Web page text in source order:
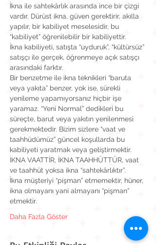
İkna ile sahtekârlık arasında ince bir çizgi
vardır. Dürüst ikna, güven gerektirir, akılla
yapılır, bir kabiliyet meselesidir, bu
“kabiliyet” öğrenilebilir bir kabiliyettir.
İkna kabiliyeti, satışta “uyduruk”, “kültürsüz”
satışçı ile gerçek, öğrenmeye açık satışçı
arasındaki farktır.
Bir benzetme ile ikna teknikleri “baruta
veya yakıta” benzer, yok ise, sürekli
yenileme yapamıyorsanız hiçbir işe
yaramaz. “Yeni Normal” dedikleri bu
süreçte, barut veya yakıtın yenilenmesi
gerekmektedir. Bizim sizlere “vaat ve
taahhüdümüz” güncel koşullarda bu
kabiliyeti yaratmak veya geliştirmektir.
İKNA VAATTİR, İKNA TAAHHÜTTÜR, vaat
ve taahhüt yoksa ikna “sahtekârlıktır”.
İkna müşteriyi “pişman” etmemektir, hüner,
ikna olmayanı yani almayanı “pişman”
etmektir.
Daha Fazla Göster